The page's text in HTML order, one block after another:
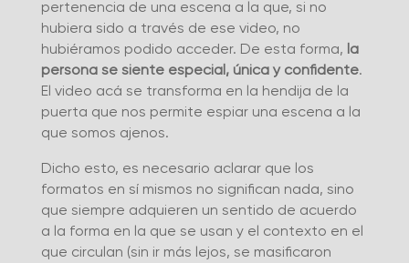
pertenencia de una escena a la que, si no
hubiera sido a través de ese video, no
hubiéramos podido acceder. De esta forma, la
persona se siente especial, única y confidente.
El video acá se transforma en la hendija de la
puerta que nos permite espiar una escena a la
que somos ajenos.
Dicho esto, es necesario aclarar que los
formatos en sí mismos no significan nada, sino
que siempre adquieren un sentido de acuerdo
a la forma en la que se usan y el contexto en el
que circulan (sin ir más lejos, se masificaron